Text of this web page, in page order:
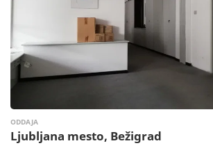
ODDAJA
Ljubljana mesto, Bežigrad